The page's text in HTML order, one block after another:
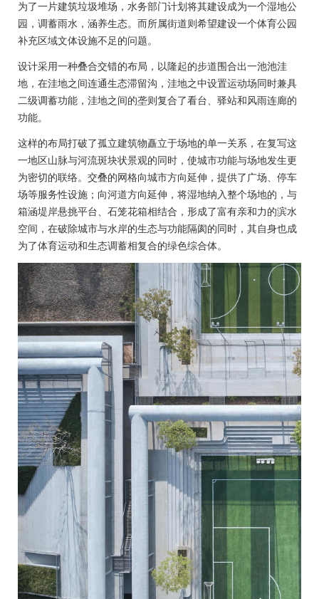
为了一片建筑垃圾堆场，水务部门计划将其建设成为一个湿地公
园，调蓄雨水，涵养生态。而所属街道则希望建设一个体育公园
补充区域文体设施不足的问题。
设计采用一种叠合交错的布局，以隆起的步道围合出一池池洼
地，在洼地之间连通生态滞留沟，洼地之中设置运动场同时兼具
二级调蓄功能，洼地之间的垄则复合了看台、驿站和风雨连廊的
功能。
这样的布局打破了孤立建筑物矗立于场地的单一关系，在复写这
一地区山脉与河流斑块状景观的同时，使城市功能与场地发生更
为密切的联络。交叠的网格向城市方向延伸，提供了广场、停车
场等服务性设施；向河道方向延伸，将湿地纳入整个场地的，与
箱涵堤岸悬挑平台、石笼花箱相结合，形成了富有亲和力的滨水
空间，在破除城市与水岸的生态与功能隔阂的同时，其自身也成
为了体育运动和生态调蓄相复合的绿色综合体。